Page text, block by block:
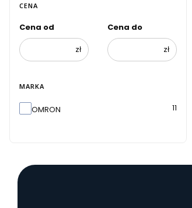
CENA
Cena od
zł
Cena do
zł
MARKA
Marka
OMRON 11